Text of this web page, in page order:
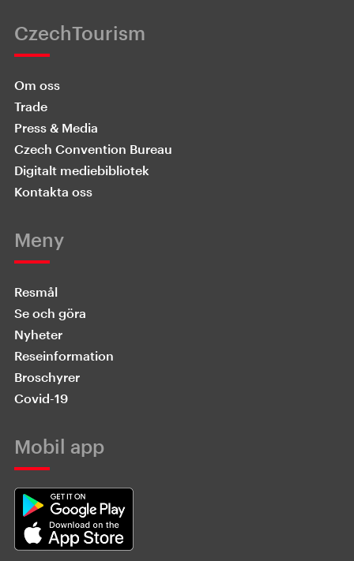
CzechTourism
Om oss
Trade
Press & Media
Czech Convention Bureau
Digitalt mediebibliotek
Kontakta oss
Meny
Resmål
Se och göra
Nyheter
Reseinformation
Broschyrer
Covid-19
Mobil app